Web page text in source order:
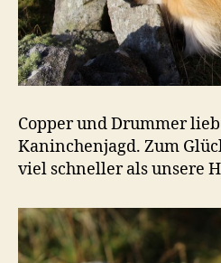
Copper und Drummer
Kaninchenjagd. Zum
viel schneller als unsere